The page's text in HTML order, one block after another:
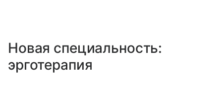
Новая специальность:
эрготерапия